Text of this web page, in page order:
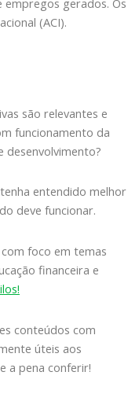
(ACI).
são relevantes e
funcionamento da
entendido melhor
deve funcionar.
foco em temas
financeira e
conteúdos com
úteis aos
a pena conferir!